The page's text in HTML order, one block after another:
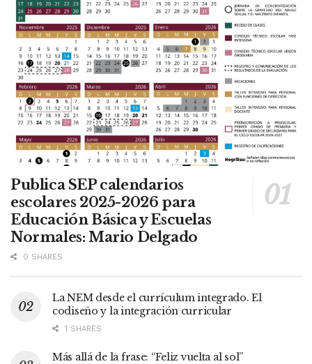
Publica SEP calendarios
escolares 2025-2026 para
Educación Básica y Escuelas
Normales: Mario Delgado
0 SHARES
La NEM desde el currículum integrado. El
codiseño y la integración curricular
1 SHARES
Más allá de la frase: “Feliz vuelta al sol”